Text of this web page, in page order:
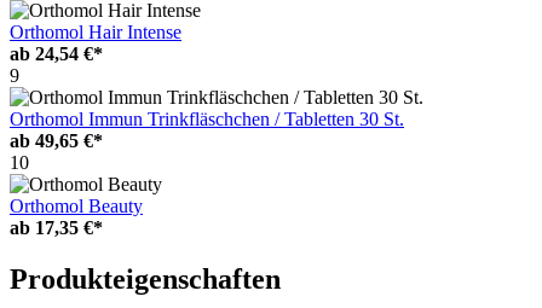
Orthomol Hair Intense
ab 24,54 €*
9
Orthomol Immun Trinkfläschchen / Tabletten 30 St.
ab 49,65 €*
10
Orthomol Beauty
ab 17,35 €*
Produkteigenschaften